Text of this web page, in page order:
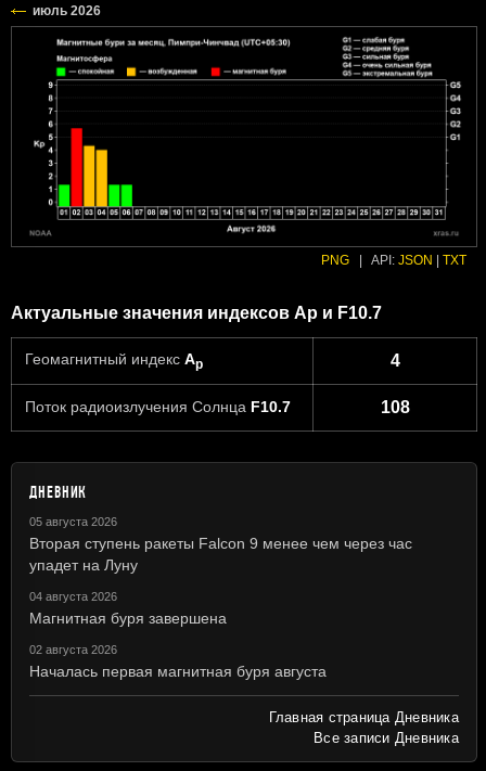
PNG API: JSON TXT
Актуальные значения индексов Ap и F10.7
Геомагнитный индекс Ap 4
Поток радиоизлучения Солнца F10.7 108
ДНЕВНИК
05 августа 2026
Вторая ступень ракеты Falcon 9 менее чем через час
упадет на Луну
04 августа 2026
Магнитная буря завершена
02 августа 2026
Началась первая магнитная буря августа
Главная страница Дневника
Все записи Дневника